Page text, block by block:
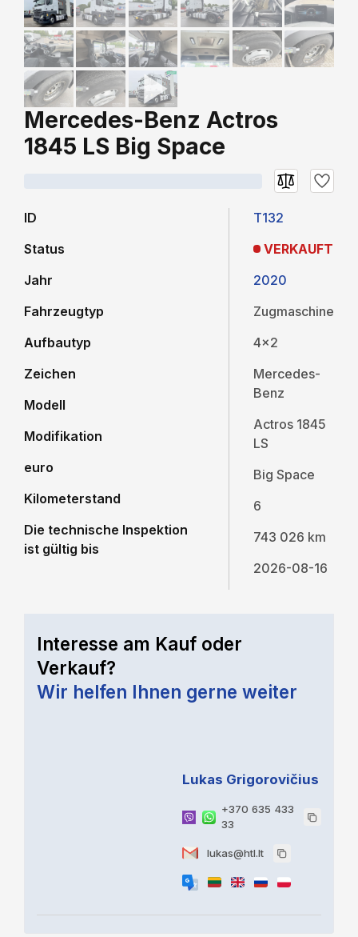
Mercedes-Benz Actros
1845 LS Big Space
ID
Status
Jahr
Fahrzeugtyp
Aufbautyp
Zeichen
Modell
Modifikation
euro
Kilometerstand
Die technische Inspektion
ist gültig bis
T132
VERKAUFT
2020
Zugmaschine
4x2
Mercedes-
Benz
Actros 1845
LS
Big Space
6
743 026 km
2026-08-16
Interesse am Kauf oder
Verkauf?
Wir helfen Ihnen gerne weiter
Lukas Grigorovičius
+370 635 433
33
lukas@htl.lt